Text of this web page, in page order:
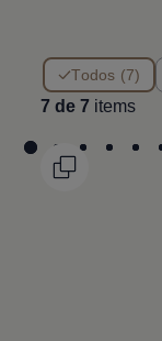
Todos (7)
7 de 7 items
7 de 7 items